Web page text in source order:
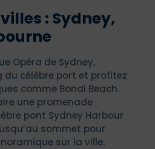
: Sydney,
Opéra de Sydney,
célèbre port et profitez
comme Bondi Beach.
une promenade
pont Sydney Harbour
sommet pour
sur la ville.